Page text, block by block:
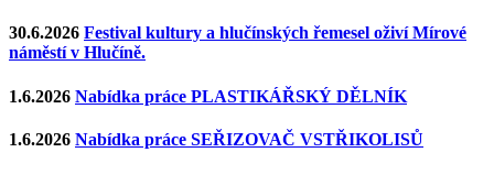
30.6.2026 Festival kultury a hlučínských řemesel oživí Mírové
náměstí v Hlučíně.
1.6.2026 Nabídka práce PLASTIKÁŘSKÝ DĚLNÍK
1.6.2026 Nabídka práce SEŘIZOVAČ VSTŘIKOLISŮ